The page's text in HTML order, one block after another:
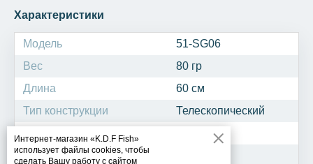
Интернет-магазин «K.D.F Fish»
использует файлы cookies, чтобы
сделать Вашу работу с сайтом
Характеристики
Модель
51-SG06
Вес
80 гр
Длина
60 см
Тип конструкции
Телескопический
Транспортная длина
Материал ручки